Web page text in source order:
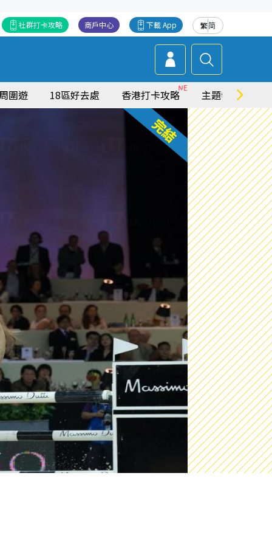
繁简
下載 App
商戶中心
社群打卡攻略
圍遊 18區好去處 香港打卡攻略 主題特集